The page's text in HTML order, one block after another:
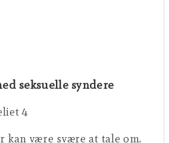
seksuelle syndere
4
kan være svære at tale om.